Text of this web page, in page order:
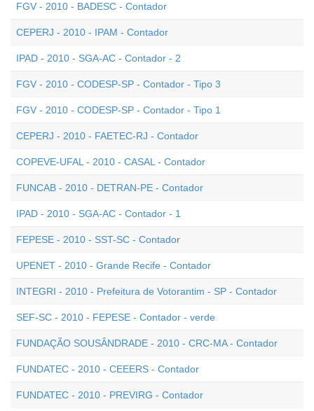
FGV - 2010 - BADESC - Contador
CEPERJ - 2010 - IPAM - Contador
IPAD - 2010 - SGA-AC - Contador - 2
FGV - 2010 - CODESP-SP - Contador - Tipo 3
FGV - 2010 - CODESP-SP - Contador - Tipo 1
CEPERJ - 2010 - FAETEC-RJ - Contador
COPEVE-UFAL - 2010 - CASAL - Contador
FUNCAB - 2010 - DETRAN-PE - Contador
IPAD - 2010 - SGA-AC - Contador - 1
FEPESE - 2010 - SST-SC - Contador
UPENET - 2010 - Grande Recife - Contador
INTEGRI - 2010 - Prefeitura de Votorantim - SP - Contador
SEF-SC - 2010 - FEPESE - Contador - verde
FUNDAÇÃO SOUSÂNDRADE - 2010 - CRC-MA - Contador
FUNDATEC - 2010 - CEEERS - Contador
FUNDATEC - 2010 - PREVIRG - Contador